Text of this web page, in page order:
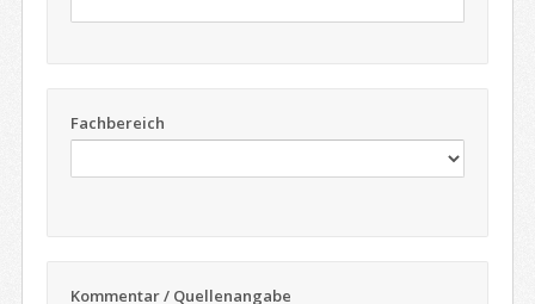
Fachbereich
Kommentar / Quellenangabe